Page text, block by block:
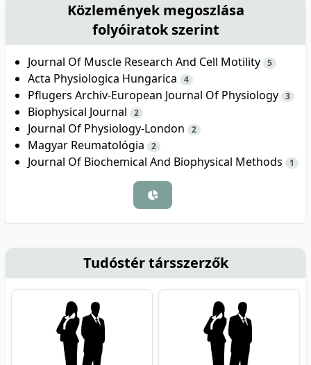
Közlemények megoszlása
folyóiratok szerint
Journal Of Muscle Research And Cell Motility 5
Acta Physiologica Hungarica 4
Pflugers Archiv-European Journal Of Physiology 3
Biophysical Journal 2
Journal Of Physiology-London 2
Magyar Reumatológia 2
Journal Of Biochemical And Biophysical Methods 1
Tudóstér társszerzők